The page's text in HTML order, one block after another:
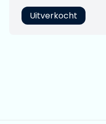
Uitverkocht